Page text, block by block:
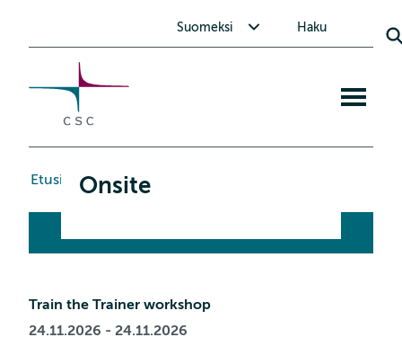
Suomeksi Haku
Etusivu >Onsite
Onsite
Train the Trainer workshop
24.11.2026 - 24.11.2026